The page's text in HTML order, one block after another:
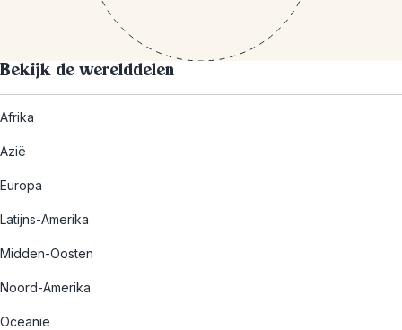
Bekijk de werelddelen
Afrika
Azië
Europa
Latijns-Amerika
Midden-Oosten
Noord-Amerika
Oceanië